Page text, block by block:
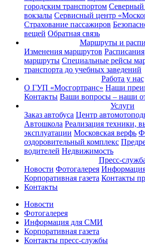
городским транспортом
вокзалы Сервисный центр
Страхование пассажиров
вещей Обратная связь
Маршруты и
Изменения маршрутов Расписания
маршруты Специальные рейсы
транспорта до учебных заведений
Работа у нас
О ГУП «Мосгортранс» Наши
Контакты Ваши вопросы – наши
Услуги
Заказ автобуса Центр
Автошкола Реализация техники,
эксплуатации Московская верфь
оздоровительный комплекс
водителей Недвижимость
Пресс-
Новости Фотогалерея
Корпоративная газета Контакты
Контакты
Новости
Фотогалерея
Информация для СМИ
Корпоративная газета
Контакты пресс-службы